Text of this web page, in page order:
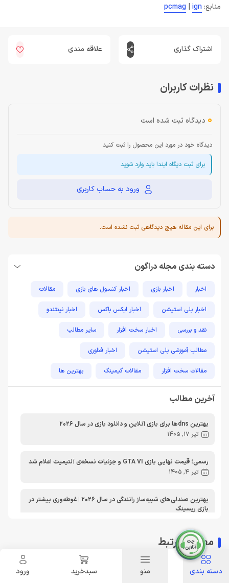
دسته بندی منو سبدخرید ورود
منابع:ign
|
pcmag
اشتراک گذاری علاقه مندی
نظرات کاربران
0 دیدگاه ثبت شده است
دیدگاه خود در مورد این محصول را ثبت کنید
برای ثبت دیگاه ایندا باید وارد شوید
ورود به حساب کاربری
برای این مقاله هیچ دیدگاهی ثبت نشده است.
دسته بندی مجله دراگون
اخبار اخبار بازی اخبار کنسول های بازی مقالات
اخبار پلی استیشن اخبار ایکس باکس اخبار نینتندو
نقد و بررسی اخبار سخت افزار سایر مطالب
مطالب آموزشی پلی استیشن اخبار فناوری
مقالات سخت افزار مقالات گیمینگ بهترین ها
مطالب آموزشی ایکس باکس
آخرین مطالب
بهترین dnsها برای بازی آنلاین و دانلود بازی در سال 2026
تیر 17, 1405
رسمی؛ قیمت نهایی بازی GTA VI و جزئیات نسخه‌ی آلتیمیت اعلام شد
تیر 4, 1405
بهترین صندلی‌های شبیه‌ساز رانندگی در سال 2026 | غوطه‌وری بیشتر در
بازی ریسینگ
به Xbox Live در ایران
مطالب مرتبط